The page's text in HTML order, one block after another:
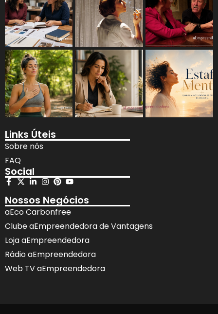
Links Úteis
Sobre nós
FAQ
Social
Nossos Negócios
aEco Carbonfree
Clube aEmpreendedora de Vantagens
Loja aEmpreendedora
Rádio aEmpreendedora
Web TV aEmpreendedora